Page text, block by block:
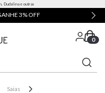
Dudalina e outras
3% OFF
0
Saias